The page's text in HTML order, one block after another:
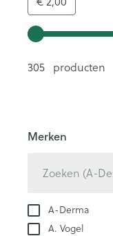
Gebruik de
305 producten
Merken
A-Derma
A. Vogel